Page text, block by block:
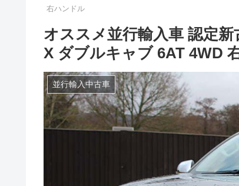
右ハンドル
オススメ並行輸入車 認定
X ダブルキャブ 6AT 4WD
並行輸入中古車